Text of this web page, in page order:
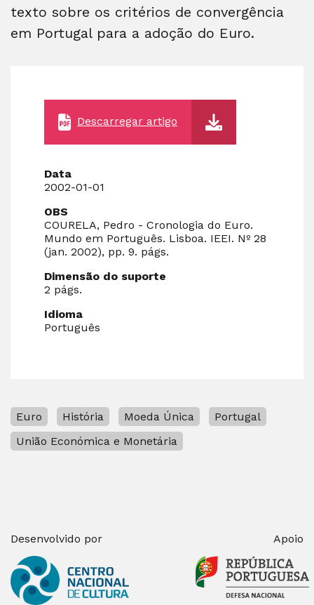
texto sobre os critérios de convergência
em Portugal para a adoção do Euro.
Descarregar artigo
Data
2002-01-01
OBS
COURELA, Pedro - Cronologia do Euro.
Mundo em Português. Lisboa. IEEI. Nº 28
(jan. 2002), pp. 9. págs.
Dimensão do suporte
2 págs.
Idioma
Português
Euro História Moeda Única
Portugal
União Económica e Monetária
Desenvolvido por Apoio